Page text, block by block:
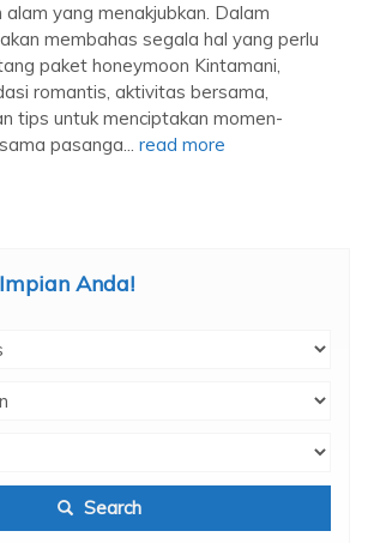
yang menakjubkan. Dalam
membahas segala hal yang perlu
paket honeymoon Kintamani,
romantis, aktivitas bersama,
tips untuk menciptakan momen-
pasanga... read more
Anda!
Search